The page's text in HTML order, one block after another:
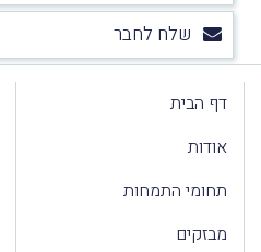
שלח לחבר
דף הבית
אודות
תחומי התמחות
מבזקים